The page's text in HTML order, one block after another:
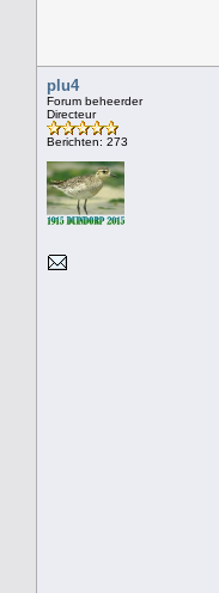
plu4
Forum beheerder
Directeur
Berichten: 273